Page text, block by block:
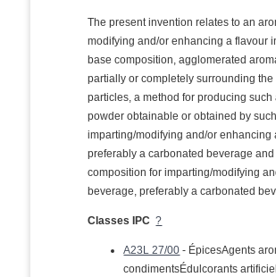
The present invention relates to an
modifying and/or enhancing a flavour
base composition, agglomerated
partially or completely surrounding
particles, a method for producing
powder obtainable or obtained by
imparting/modifying and/or enhancing
preferably a carbonated beverage
composition for imparting/modifying
beverage, preferably a carbonated
Classes IPC ?
A23L 27/00 - ÉpicesAgents
condimentsÉdulcorants